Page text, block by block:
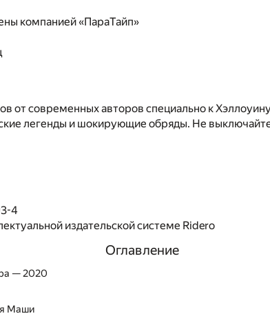
компанией «ПараТайп»
от современных авторов специально к
легенды и шокирующие обряды. Не выключайте
4
издательской системе Ridero
Оглавление
— 2020
Маши